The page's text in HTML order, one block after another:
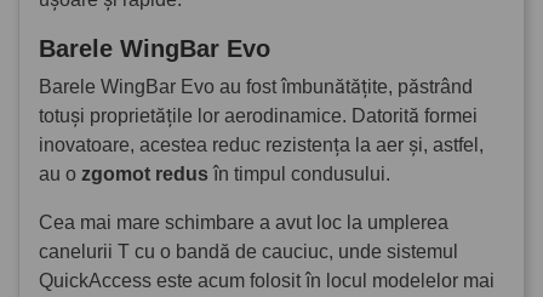
Barele WingBar Evo
Barele WingBar Evo au fost îmbunătățite, păstrând
totuși proprietățile lor aerodinamice. Datorită formei
inovatoare, acestea reduc rezistența la aer și, astfel,
au o zgomot redus în timpul condusului.
Cea mai mare schimbare a avut loc la umplerea
canelurii T cu o bandă de cauciuc, unde sistemul
QuickAccess este acum folosit în locul modelelor mai